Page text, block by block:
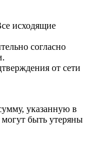
исходящие
согласно
от сети
указанную в
быть утеряны